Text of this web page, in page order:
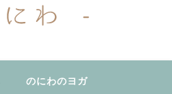
のにわのヨガ